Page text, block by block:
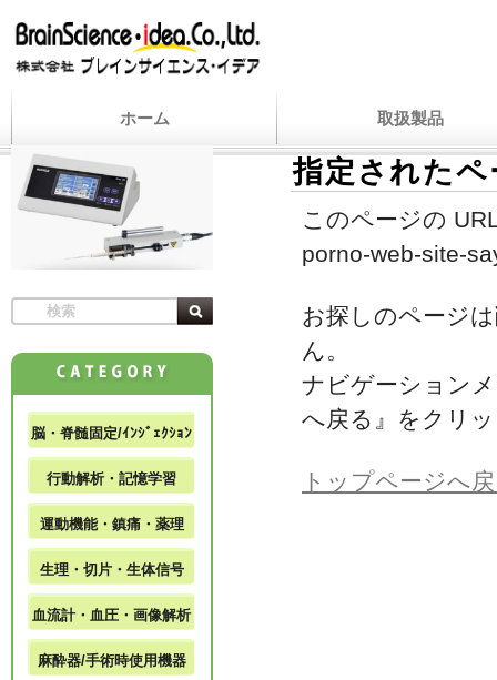
ホーム 取扱製品
指定された
このページの
porno-web-site-
お探しのページ
ん。
ナビゲーション
へ戻る』をクリ
トップページへ
脳・脊髄固定/ｲﾝｼﾞｪｸｼｮﾝ
行動解析・記憶学習
運動機能・鎮痛・薬理
生理・切片・生体信号
血流計・血圧・画像解析
麻酔器/手術時使用機器